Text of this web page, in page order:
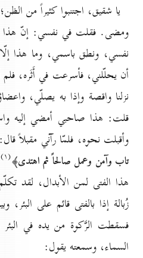
يا شقيق، اجتنبوا كثيراً من
ومضى. فقلت في نفسي: إنّ هذا
نفسي، ونطق باسمي، وما هذا
أن يحلّلني، فأسرعت في أَثَره،
نزلنا واقصة وإذا به يصلّي،
قلت: هذا صاحبي أمضي إليه
وأقبلت نحوه، فلمّا رآني مقبلاً
تاب وآمن وعمل صالحاً ثم اهتدى﴾(۱)
هذا الفتى لمن الأبدال، لقد
زُبالة إذا بالفتى قائم على
فسقطت الرَّكوة من يده في البئر
السماء، وسمعته يقول: